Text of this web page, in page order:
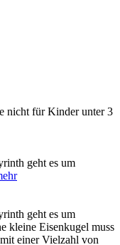
nicht für Kinder unter 3
geht es um
geht es um
kleine Eisenkugel muss
einer Vielzahl von